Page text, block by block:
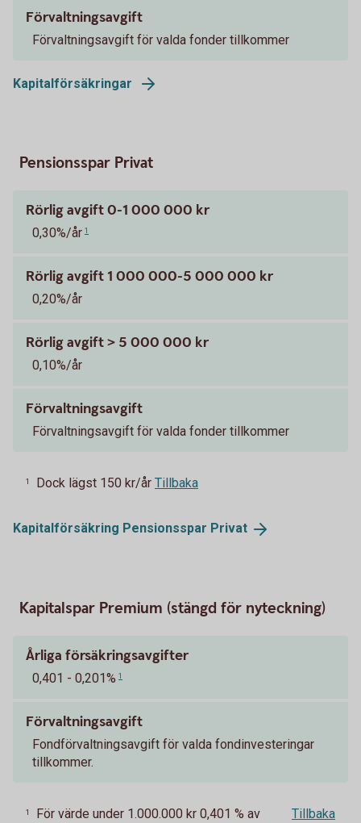
Förvaltningsavgift
Förvaltningsavgift för valda fonder tillkommer
Kapitalförsäkringar
Pensionsspar Privat
Rörlig avgift 0-1 000 000 kr
0,30%/år 1
Rörlig avgift 1 000 000-5 000 000 kr
0,20%/år
Rörlig avgift > 5 000 000 kr
0,10%/år
Förvaltningsavgift
Förvaltningsavgift för valda fonder tillkommer
1 Dock lägst 150 kr/år Tillbaka
Kapitalförsäkring Pensionsspar Privat
Kapitalspar Premium (stängd för nyteckning)
Årliga försäkringsavgifter
0,401 - 0,201% 1
Förvaltningsavgift
Fondförvaltningsavgift för valda fondinvesteringar
tillkommer.
1
För värde under 1.000.000 kr 0,401 % av
Tillbaka